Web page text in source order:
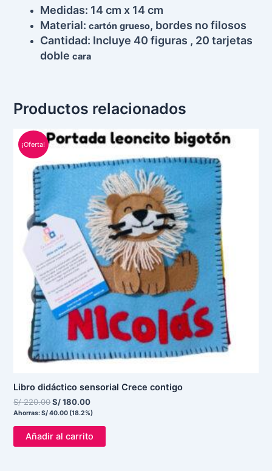
Medidas: 14 cm x 14 cm
Material:cartón grueso, bordes no filosos
Cantidad: Incluye 40 figuras , 20 tarjetas
doblecara
Productos relacionados
¡Oferta!
Libro didáctico sensorial Crece contigo
S/220.00
El
precio
era:
S/180.00
El
precio
es:
S/ 180.00.
Ahorras:S/40.00 (18.2%)
Añadir al carrito